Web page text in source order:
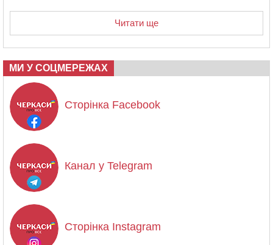
Читати ще
МИ У СОЦМЕРЕЖАХ
Сторінка Facebook
Канал у Telegram
Сторінка Instagram